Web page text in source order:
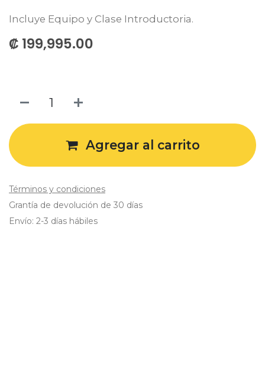
Incluye Equipo y Clase Introductoria.
₡ 199,995.00
Agregar al carrito
Términos y condiciones
Grantía de devolución de 30 días
Envío: 2-3 días hábiles